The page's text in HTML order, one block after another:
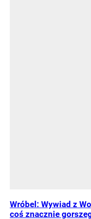
Wróbel: Wywiad z
coś znacznie